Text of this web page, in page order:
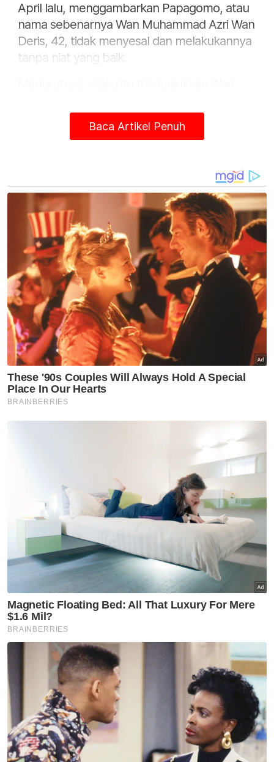
April lalu, menggambarkan Papagomo, atau
nama sebenarnya Wan Muhammad Azri Wan
Deris, 42, tidak menyesal dan melakukannya
tanpa niat yang baik.
akan melawak dan tidak ikhlas memohon
“Ini merupakan perkara berkaitan mahkamah,
berlatarbelakangkan muzik dan tidak langsung
menunjukkan penyesalan.
dia melakukan kesalahan, jadi ini tidak ikhlas,”
Sementara itu, peguam, Muhammad Rafique
Rashid Ali, yang mewakili Wan Muhammad
Azri, memohon mahkamah menolak
permohonan Razarudin selaku plaintif kerana
ia tidak berlandaskan kepada prima facie.
Selepas mendengar hujahan daripada kedua-
dua pihak, Pesuruhjaya Kehakiman Gan
Techiong membenarkan permohonan plaintif
dan menetapkan pendengaran kes itu pada
30 Jun depan.
Artikel Berkaitan:
KPN dakwa Papagomo tidak ikhlas minta maaf,
mohon dipenjara
'Maaf Tan Sri Razarudin kerana kenyataan berbaur
fitnah' - Papagomo
KPN dapat kebenaran mulakan prosiding komital
Baca Artikel Penuh